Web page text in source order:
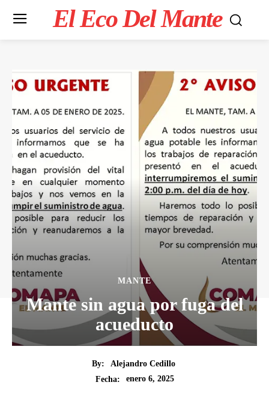
El Eco Del Mante
MANTE
Mante sin agua por fuga del
acueducto
By:
Alejandro Cedillo
Fecha:
enero 6, 2025